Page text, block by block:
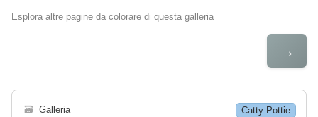
Esplora altre pagine da colorare di questa galleria
→
🗃 Galleria Catty Pottie